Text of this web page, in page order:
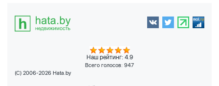
Наш рейтинг: 4.9
Всего голосов: 947
(C) 2006-2026 Hata.by